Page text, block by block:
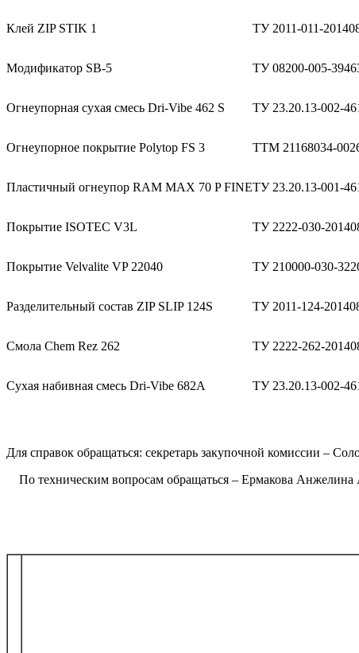
Клей ZIP STIK 1 ТУ 2011-011-
Модификатор SB-5 ТУ 08200-005-
Огнеупорная сухая смесь Dri-Vibe 462 S ТУ 23.20.13-002-
Огнеупорное покрытие Polytop FS 3 ТТМ 21168034-
Пластичный огнеупор RAM MAX 70 P FINEТУ 23.20.13-001-
Покрытие ISOTEC V3L ТУ 2222-030-
Покрытие Velvalite VP 22040 ТУ 210000-030-
Разделительный состав ZIP SLIP 124S ТУ 2011-124-
Смола Chem Rez 262 ТУ 2222-262-
Сухая набивная смесь Dri-Vibe 682A ТУ 23.20.13-002-
Для справок обращаться: секретарь закупочной комиссии –
По техническим вопросам обращаться – Ермакова Анжелина